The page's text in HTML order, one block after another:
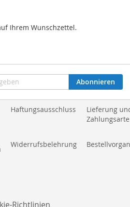
Ihrem Wunschzettel.
Abonnieren
Haftungsausschluss
Lieferung
Widerrufsbelehrung
Richtlinien